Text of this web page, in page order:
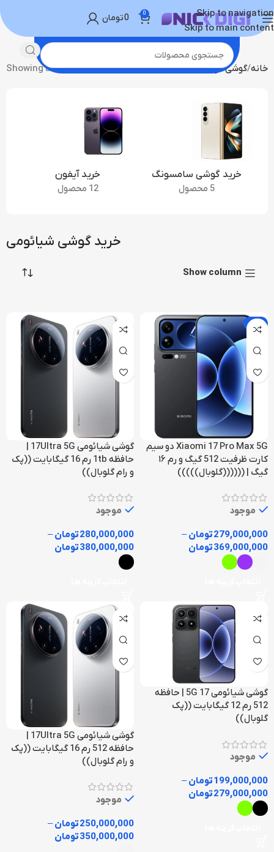
Skip to navigation
Skip to main content
0
0تومان
خانه گوشی موبایل خرید گوشی شیائومی Showing all 4 results
خرید گوشی سامسونگ
5 محصول
خرید آیفون
12 محصول
خرید گوشی شیائومی
Show column
-7%
Xiaomi 17 Pro Max 5G دو سیم
کارت ظرفیت 512 گیگ و رم ۱۶
گیگ | ((((((گلوبال)))))
موجود
279,000,000تومان–
369,000,000تومان
حافظه 1tb رم 16 گیگابایت ((پک
و رام گلوبال))
موجود
280,000,000تومان–
380,000,000تومان
گوشی شیائومی 17 5G | حافظه
512 رم 12 گیگابایت ((پک
گلوبال))
موجود
199,000,000تومان–
279,000,000تومان
حافظه 512 رم 16 گیگابایت ((پک
و رام گلوبال))
موجود
250,000,000تومان–
350,000,000تومان